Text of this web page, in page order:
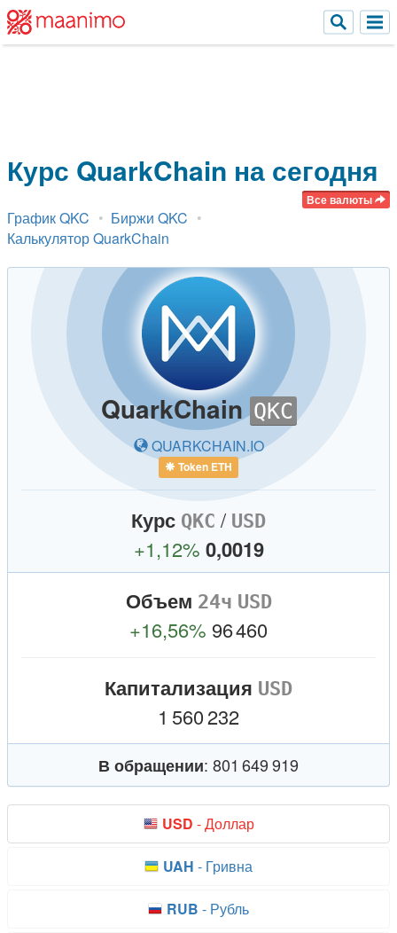
Курс QuarkChain на сегодня
График QKC
Биржи QKC
Калькулятор QuarkChain
QuarkChain QKC
QUARKCHAIN.IO
Курс QKC / USD
+1,12% 0,0019
Объем
USD
+16,56% 96 460
Капитализация USD
1 560 232
: